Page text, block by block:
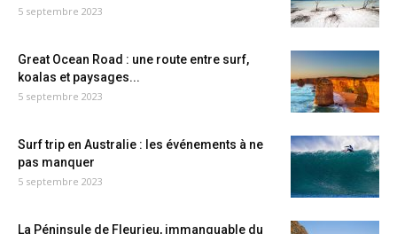
5 septembre 2023
Great Ocean Road : une route entre surf,
koalas et paysages...
5 septembre 2023
Surf trip en Australie : les événements à ne
pas manquer
5 septembre 2023
La Péninsule de Fleurieu, immanquable du